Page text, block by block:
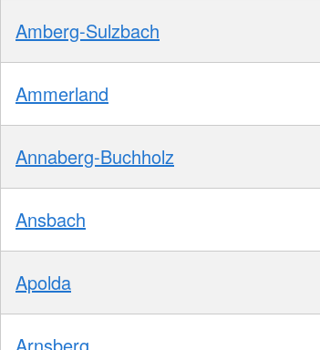
Amberg-Sulzbach
Ammerland
Annaberg-Buchholz
Ansbach
Apolda
Arnsberg